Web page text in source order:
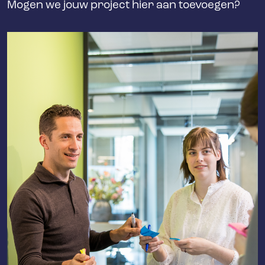
Mogen we jouw project hier aan toevoegen?